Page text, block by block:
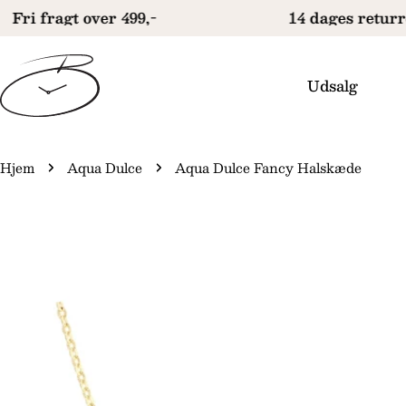
Gå
indhold
Fri fragt over 499,- 14 dages
Udsalg
Hjem Aqua Dulce Aqua Dulce Fancy Halskæde